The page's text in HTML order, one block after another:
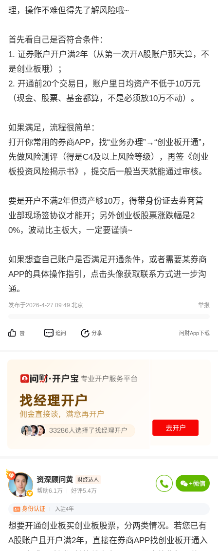
理，操作不难但得先了解风险哦~
首先看自己是否符合条件：
1. 证券账户开户满2年（从第一次开A股账户那天算，不
是创业板哦）；
2. 开通前20个交易日，账户里日均资产不低于10万元
（现金、股票、基金都算，不是必须放10万不动）。
如果满足，流程很简单：
打开你常用的券商APP，找“业务办理”→“创业板开通”，
先做风险测评（得是C4及以上风险等级），再签《创业
板投资风险揭示书》，提交后一般当天就能通过审核。
要是开户不满2年但资产够10万，得带身份证去券商营
业部现场签协议才能开；另外创业板股票涨跌幅是2
0%，波动比主板大，一定要谨慎~
如果想查自己账户是否满足开通条件，或者需要某券商
APP的具体操作指引，点击头像获取联系方式进一步沟
通。
发布于2026-4-27 09:49 北京 举报
赞 追问 分享 问财App下载
资深顾问黄 财经达人
帮助6.1万 好评5.4万
身份认证 入驻4年
想要开通创业板买创业板股票，分两类情况。若您已有
A股账户且开户满2年，直接在券商APP找创业板开通入